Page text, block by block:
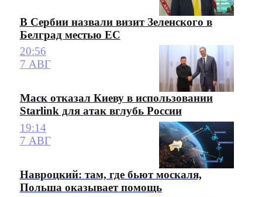
В Сербии назвали визит Зеленского в
Белград местью ЕС
20:56
7 АВГ
Маск отказал Киеву в использовании
Starlink для атак вглубь России
19:14
7 АВГ
Навроцкий: там, где бьют москаля,
Польша оказывает помощь